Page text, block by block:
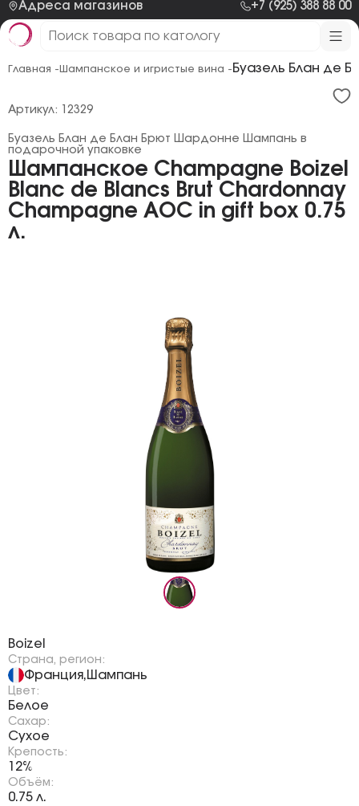
Адреса магазинов +7 (925) 388 88 00
Главная - Шампанское и игристые вина - Буазель Блан де
Шампанское Champagne Boizel
Blanc de Blancs Brut Chardonnay
Champagne AOC in gift box 0.75
л.
Буазель Блан де Блан Брют Шардонне Шампань в
подарочной упаковке
Артикул: 12329
Boizel
Страна, регион:
Франция,Шампань
Цвет:
Белое
Сахар:
Сухое
Крепость:
12%
Объём:
0.75 л.